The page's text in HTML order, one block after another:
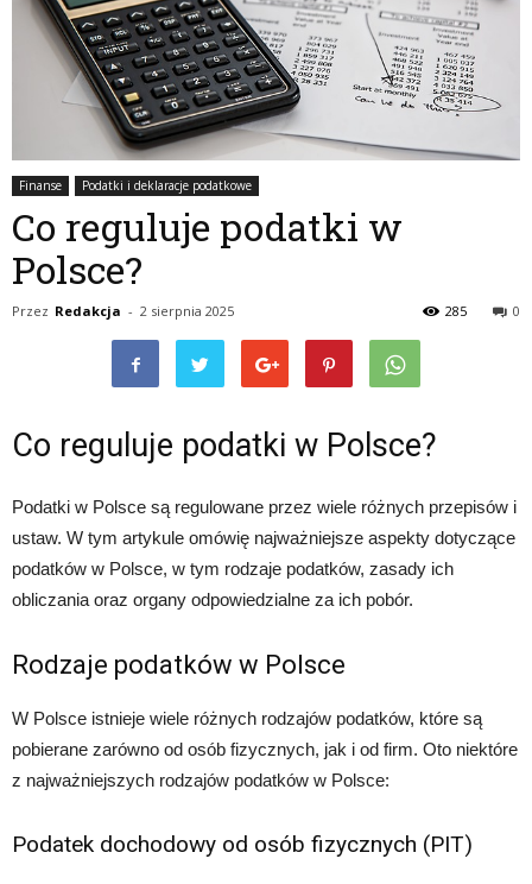
Finanse Podatki i deklaracje podatkowe
Co reguluje podatki w
Polsce?
Przez Redakcja - 2 sierpnia 2025 0
285
Co reguluje podatki w Polsce?
Podatki w Polsce są regulowane przez wiele różnych przepisów i
ustaw. W tym artykule omówię najważniejsze aspekty dotyczące
podatków w Polsce, w tym rodzaje podatków, zasady ich
obliczania oraz organy odpowiedzialne za ich pobór.
Rodzaje podatków w Polsce
W Polsce istnieje wiele różnych rodzajów podatków, które są
pobierane zarówno od osób fizycznych, jak i od firm. Oto niektóre
z najważniejszych rodzajów podatków w Polsce:
Podatek dochodowy od osób fizycznych (PIT)